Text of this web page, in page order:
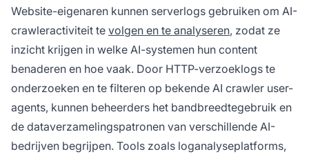
Website-eigenaren kunnen serverlogs gebruiken om AI-
crawleractiviteit te volgen en te analyseren, zodat ze
inzicht krijgen in welke AI-systemen hun content
benaderen en hoe vaak. Door HTTP-verzoeklogs te
onderzoeken en te filteren op bekende AI crawler user-
agents, kunnen beheerders het bandbreedtegebruik en
de dataverzamelingspatronen van verschillende AI-
bedrijven begrijpen. Tools zoals loganalyseplatforms,